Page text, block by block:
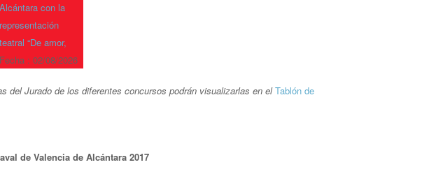
Alcántara con la
representación
teatral “De amor,
Fecha : 02/08/2026
del Jurado de los diferentes concursos podrán visualizarlas en el Tablón de
de Valencia de Alcántara 2017